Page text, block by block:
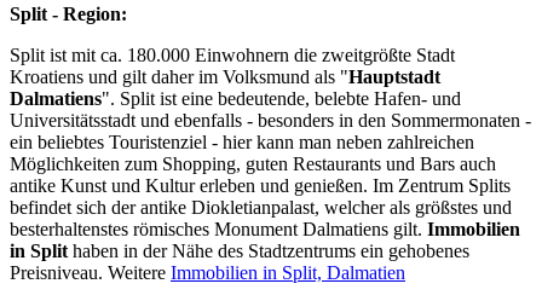
Split - Region:
Split ist mit ca. 180.000 Einwohnern die zweitgrößte Stadt
Kroatiens und gilt daher im Volksmund als "Hauptstadt
Dalmatiens". Split ist eine bedeutende, belebte Hafen- und
Universitätsstadt und ebenfalls - besonders in den Sommermonaten -
ein beliebtes Touristenziel - hier kann man neben zahlreichen
Möglichkeiten zum Shopping, guten Restaurants und Bars auch
antike Kunst und Kultur erleben und genießen. Im Zentrum Splits
befindet sich der antike Diokletianpalast, welcher als größstes und
besterhaltenstes römisches Monument Dalmatiens gilt. Immobilien
in Split haben in der Nähe des Stadtzentrums ein gehobenes
Preisniveau. Weitere Immobilien in Split, Dalmatien